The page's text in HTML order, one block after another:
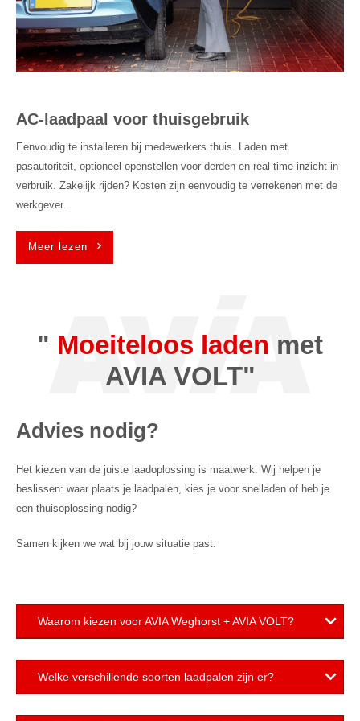
AC-laadpaal voor thuisgebruik
Eenvoudig te installeren bij medewerkers thuis. Laden met
pasautoriteit, optioneel openstellen voor derden en real-time inzicht in
verbruik. Zakelijk rijden? Kosten zijn eenvoudig te verrekenen met de
werkgever.
Meer lezen
" Moeiteloos laden met
AVIA VOLT"
Advies nodig?
Het kiezen van de juiste laadoplossing is maatwerk. Wij helpen je
beslissen: waar plaats je laadpalen, kies je voor snelladen of heb je
een thuisoplossing nodig?
Samen kijken we wat bij jouw situatie past.
Waarom kiezen voor AVIA Weghorst + AVIA VOLT?
Welke verschillende soorten laadpalen zijn er?